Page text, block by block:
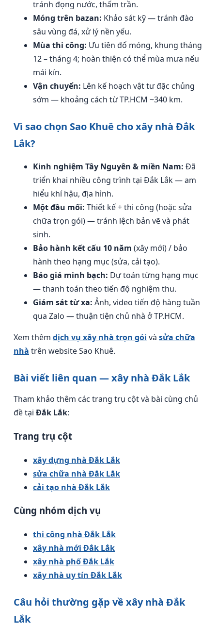
tránh đọng nước, thấm trần.
Móng trên bazan: Khảo sát kỹ — tránh đào
sâu vùng đá, xử lý nền yếu.
Mùa thi công: Ưu tiên đổ móng, khung tháng
12 – tháng 4; hoàn thiện có thể mùa mưa nếu
mái kín.
Vận chuyển: Lên kế hoạch vật tư đặc chủng
sớm — khoảng cách từ TP.HCM ~340 km.
Vì sao chọn Sao Khuê cho xây nhà Đắk
Lắk?
Kinh nghiệm Tây Nguyên & miền Nam: Đã
triển khai nhiều công trình tại Đắk Lắk — am
hiểu khí hậu, địa hình.
Một đầu mối: Thiết kế + thi công (hoặc sửa
chữa trọn gói) — tránh lệch bản vẽ và phát
sinh.
Bảo hành kết cấu 10 năm (xây mới) / bảo
hành theo hạng mục (sửa, cải tạo).
Báo giá minh bạch: Dự toán từng hạng mục
— thanh toán theo tiến độ nghiệm thu.
Giám sát từ xa: Ảnh, video tiến độ hàng tuần
qua Zalo — thuận tiện chủ nhà ở TP.HCM.
Xem thêm dịch vụ xây nhà trọn gói và sửa chữa
nhà trên website Sao Khuê.
Bài viết liên quan — xây nhà Đắk Lắk
Tham khảo thêm các trang trụ cột và bài cùng chủ
đề tại Đắk Lắk:
Trang trụ cột
xây dựng nhà Đắk Lắk
sửa chữa nhà Đắk Lắk
cải tạo nhà Đắk Lắk
Cùng nhóm dịch vụ
thi công nhà Đắk Lắk
xây nhà mới Đắk Lắk
xây nhà phố Đắk Lắk
xây nhà uy tín Đắk Lắk
Câu hỏi thường gặp về xây nhà Đắk
Lắk